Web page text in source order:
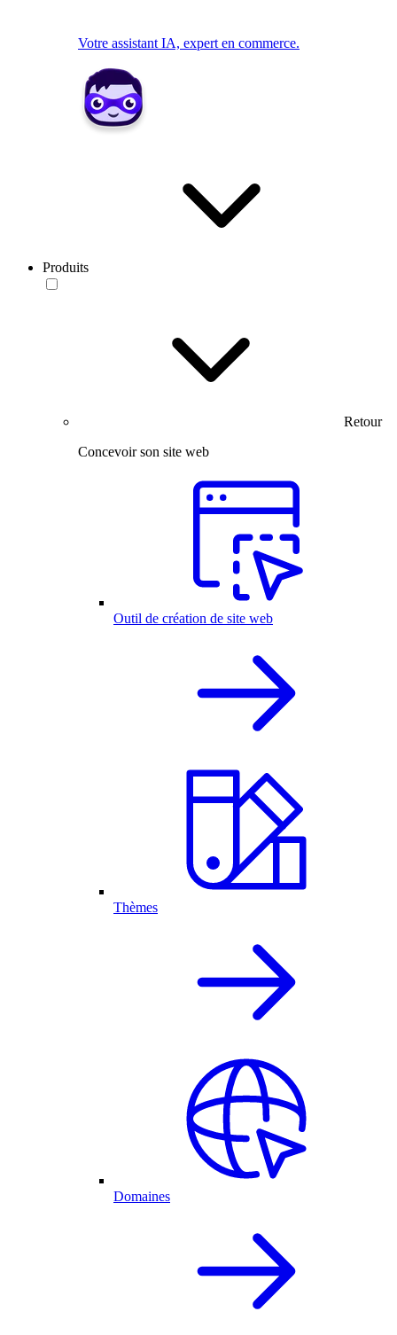
Votre assistant IA, expert en commerce.
Produits
Retour
Concevoir son site web
Outil de création de site web
Thèmes
Domaines